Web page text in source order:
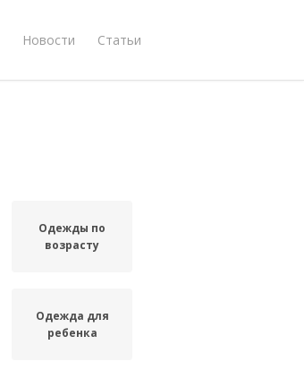
Новости Статьи
Одежды по
возрасту
Одежда для
ребенка